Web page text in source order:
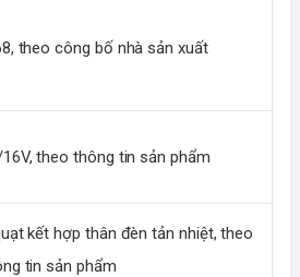
theo công bố nhà sản xuất
theo thông tin sản phẩm
kết hợp thân đèn tản nhiệt, theo
tin sản phẩm